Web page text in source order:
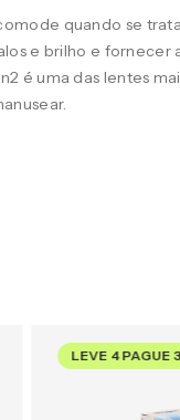
quando se
e brilho e fornecer
é uma das lentes
LEVE 4 PAGUE